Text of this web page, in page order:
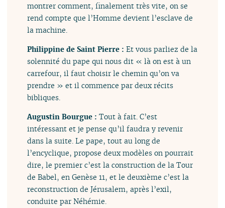
montrer comment, finalement très vite, on se
rend compte que l’Homme devient l’esclave de
la machine.
Philippine de Saint Pierre :Et vous parliez de la
solennité du pape qui nous dit « là on est à un
carrefour, il faut choisir le chemin qu’on va
prendre » et il commence par deux récits
bibliques.
Augustin Bourgue :Tout à fait. C’est
intéressant et je pense qu’il faudra y revenir
dans la suite. Le pape, tout au long de
l’encyclique, propose deux modèles on pourrait
dire, le premier c’est la construction de la Tour
de Babel, en Genèse 11, et le deuxième c’est la
reconstruction de Jérusalem, après l’exil,
conduite par Néhémie.